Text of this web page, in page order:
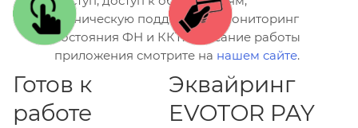
техническую поддержку и мониторинг
состояния ФН и ККТ. Описание работы
приложения смотрите на нашем сайте.
Готов к
работе
Эквайринг
EVOTOR PAY